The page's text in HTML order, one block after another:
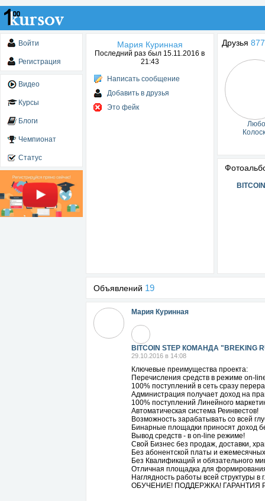
Войти
Регистрация
Видео
Курсы
Блоги
Чемпионат
Статус
Мария Куринная
Последний раз был 15.11.2016 в
21:43
Написать сообщение
Добавить в друзья
Это фейк
Друзья 877
Объявлений 19
Мария Куринная
BITCOIN STEP КОМАНДА "BREKING
29.10.2016 в 14:08
Ключевые преимущества проекта:
Перечисления средств в режиме on-
100% поступлений в сеть сразу
Администрация получает доход на
100% поступлений Линейного
Автоматическая система Реинвестов!
Возможность зарабатывать со всей
Бинарные площадки приносят доход
Вывод средств - в on-line режиме!
Свой Бизнес без продаж, доставки,
Без абонентской платы и
Без Квалификаций и обязательного
Отличная площадка для
Наглядность работы всей структуры в
ОБУЧЕНИЕ! ПОДДЕРЖКА! ГАРАНТИЯ